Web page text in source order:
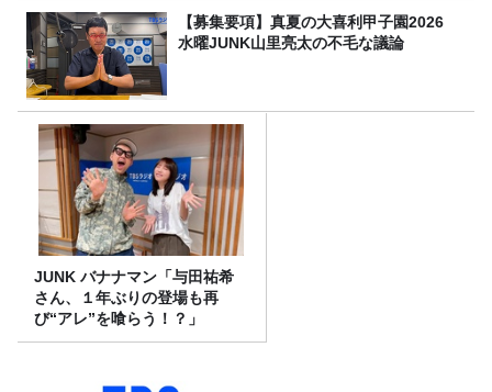
【募集要項】真夏の大喜利甲子園2026
水曜JUNK山里亮太の不毛な議論
JUNK バナナマン「与田祐希
さん、１年ぶりの登場も再
び“アレ”を喰らう！？」